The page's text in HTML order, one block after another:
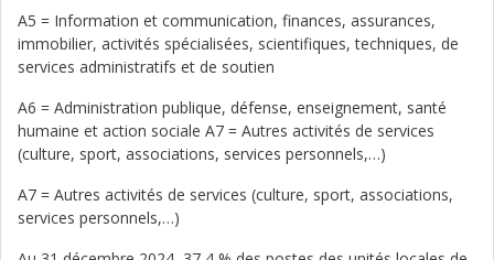
A5 = Information et communication, finances, assurances,
immobilier, activités spécialisées, scientifiques, techniques, de
services administratifs et de soutien
A6 = Administration publique, défense, enseignement, santé
humaine et action sociale A7 = Autres activités de services
(culture, sport, associations, services personnels,…)
A7 = Autres activités de services (culture, sport, associations,
services personnels,…)